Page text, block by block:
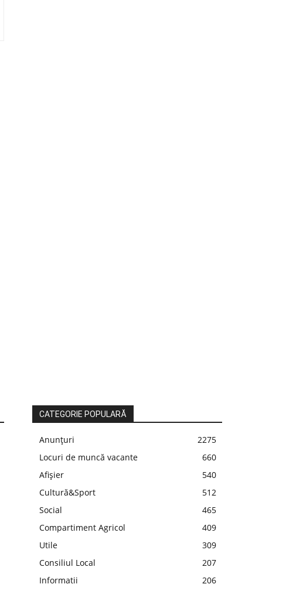
CATEGORIE POPULARĂ
Anunțuri
2275
Locuri de muncă vacante
660
Afișier
540
Cultură&Sport
512
Social
465
Compartiment Agricol
409
Utile
309
Consiliul Local
207
Informatii
206